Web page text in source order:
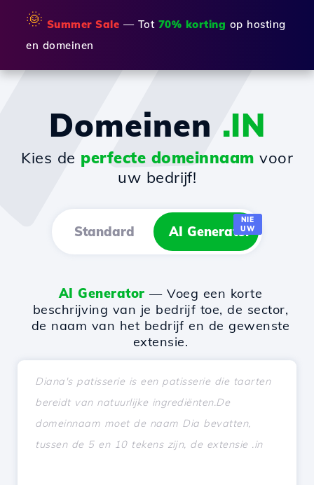
🌞 Summer Sale — Tot 70% korting op hosting
en domeinen
Domeinen .IN
Kies de perfecte domeinnaam voor
uw bedrijf!
Standard AI Generator
NIE
UW
AI Generator — Voeg een korte
beschrijving van je bedrijf toe, de sector,
de naam van het bedrijf en de gewenste
extensie.